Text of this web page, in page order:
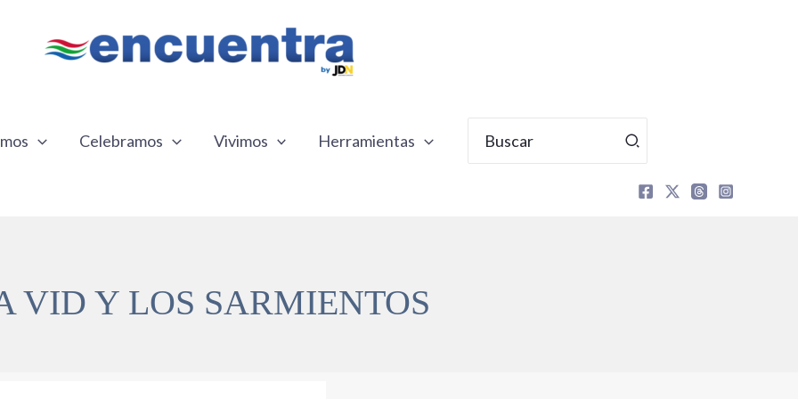
Celebramos Vivimos Herramientas
por:
VID Y LOS SARMIENTOS